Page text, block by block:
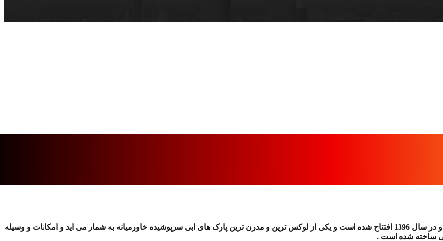
مجموعه تفریحی اوپارک تهران در زمینی به وسعت 55 هزار متر مربع و در سال 1396 افتتاح شده است و یکی از لوکس ترین و مدرن ترین پارک های ابی سرپوشیده خاورمیانه به شمار می اید و امکانات و وسیله
ساخته شده است .